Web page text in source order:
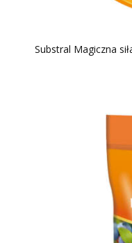
Substral Magiczna